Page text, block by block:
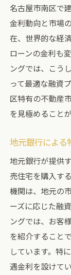
名古屋市南区で
金利動向と市場
在、世界的な経
ローンの金利も
ングでは、こう
って最適な融資
区特有の不動産
を見極めること
地元銀行による
地元銀行が提供
売住宅を購入す
機関は、地元の
ーズに応じた融
ングでは、お客
を紹介すること
しています。特
遇金利を設けて